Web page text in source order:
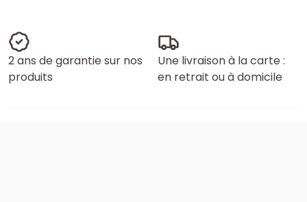
2 ans de garantie sur nos
produits
Une livraison à la carte :
en retrait ou à domicile